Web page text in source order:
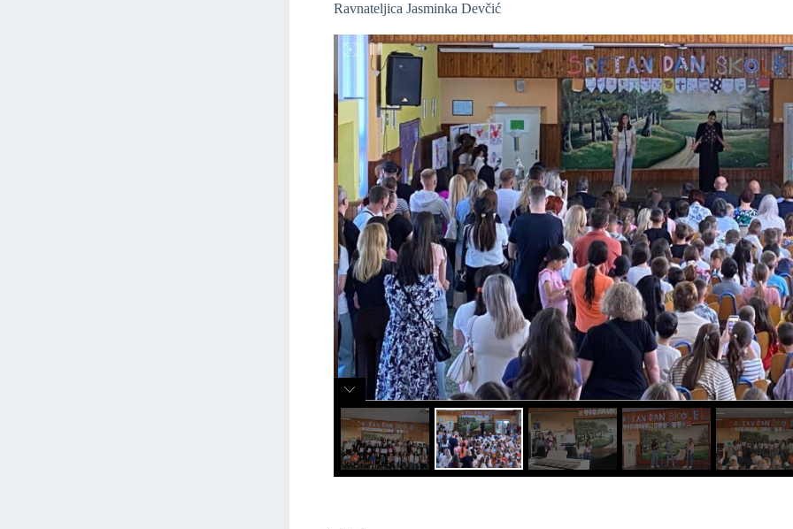
Ravnateljica Jasminka Devčić